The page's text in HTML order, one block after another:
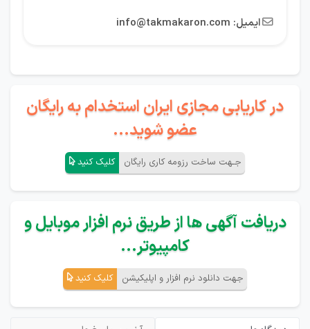
 ایمیل: info@takmakaron.com
در کاریابی مجازی ایران استخدام به رایگان
عضو شوید...
جـهت ساخت رزومه کاری رایگان کلیک کنید
دریافت آگهی ها از طریق نرم افزار موبایل و
کامپیوتر...
جهت دانلود نرم افزار و اپلیکیشن کلیک کنید